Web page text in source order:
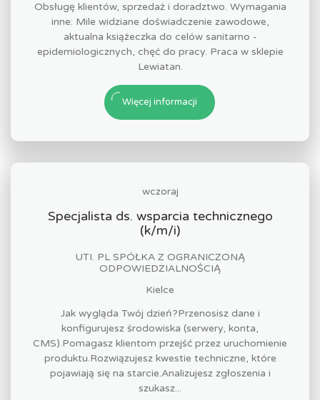
Obsługę klientów, sprzedaż i doradztwo. Wymagania
inne: Mile widziane doświadczenie zawodowe,
aktualna książeczka do celów sanitarno -
epidemiologicznych, chęć do pracy. Praca w sklepie
Lewiatan.
Więcej informacji
wczoraj
Specjalista ds. wsparcia technicznego
(k/m/i)
UTI. PL SPÓŁKA Z OGRANICZONĄ
ODPOWIEDZIALNOŚCIĄ
Kielce
Jak wygląda Twój dzień?Przenosisz dane i
konfigurujesz środowiska (serwery, konta,
CMS).Pomagasz klientom przejść przez uruchomienie
produktu.Rozwiązujesz kwestie techniczne, które
pojawiają się na starcie.Analizujesz zgłoszenia i
szukasz...